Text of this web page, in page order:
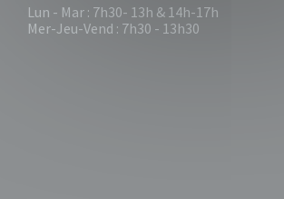
Lun - Mar : 7h30- 13h & 14h-17h
Mer-Jeu-Vend : 7h30 - 13h30